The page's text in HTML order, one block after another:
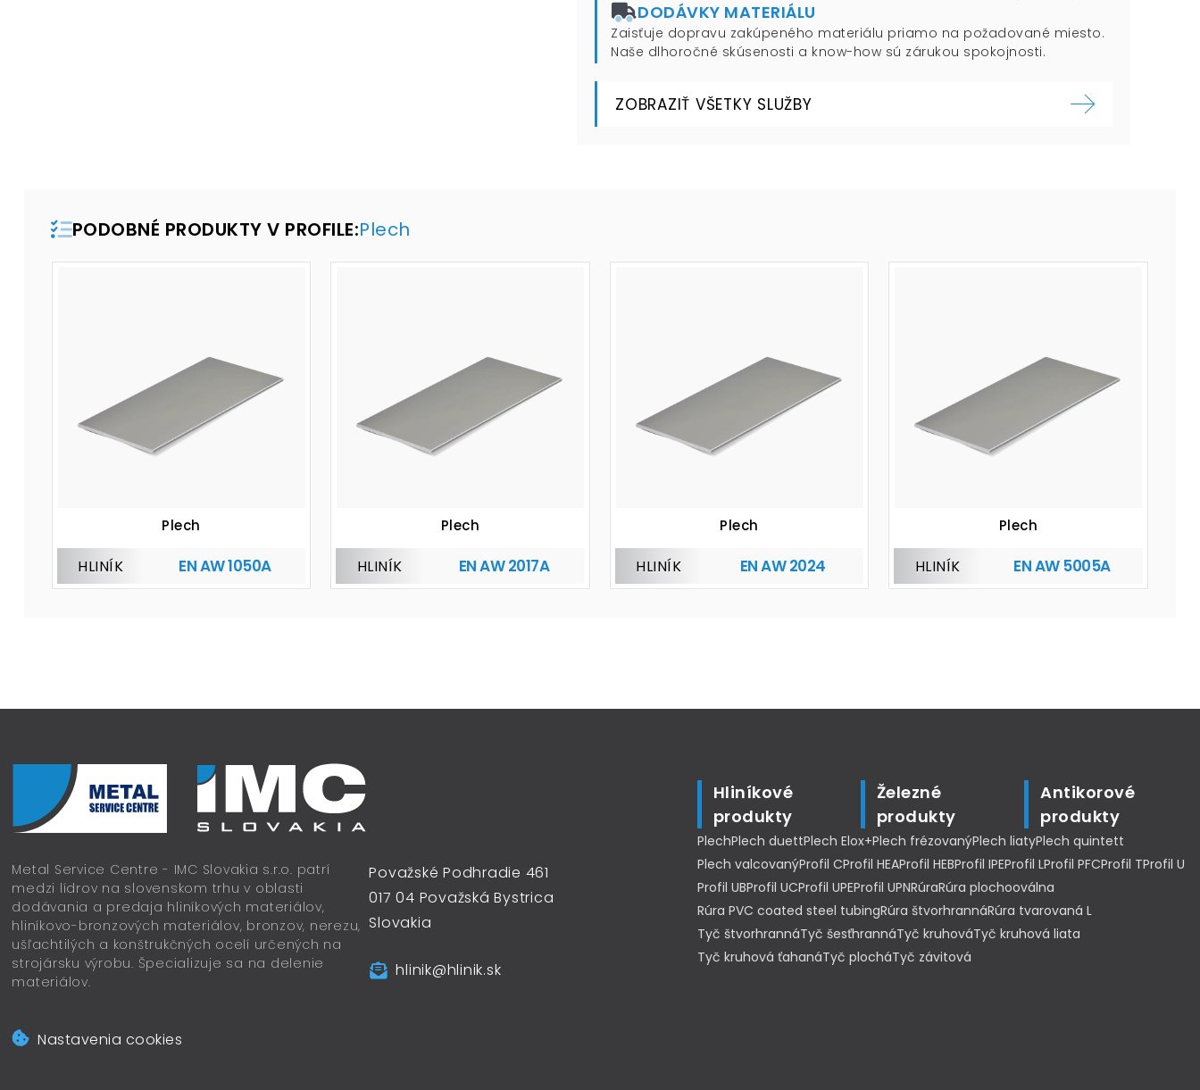
DODÁVKY MATERIÁLU
Zaisťuje dopravu zakúpeného materiálu priamo na požadované miesto.
Naše dlhoročné skúsenosti a know-how sú zárukou spokojnosti.
ZOBRAZIŤ VŠETKY SLUŽBY
PODOBNÉ PRODUKTY V PROFILE:Plech
Plech
HLINÍK EN AW 1050A
Plech
HLINÍK EN AW 2017A
Plech
HLINÍK EN AW 2024
Plech
HLINÍK EN AW 5005A
Metal Service Centre - IMC Slovakia s.r.o. patrí
medzi lídrov na slovenskom trhu v oblasti
dodávania a predaja hliníkových materiálov,
hliníkovo-bronzových materiálov, bronzov, nerezu,
ušľachtilých a konštrukčných ocelí určených na
strojársku výrobu. Špecializuje sa na delenie
materiálov.
Nastavenia cookies
Považské Podhradie 461
017 04 Považská Bystrica
Slovakia
hlinik@hlinik.sk
Hliníkové
produkty
Železné
produkty
Antikorové
produkty
PlechPlech duettPlech Elox+Plech frézovanýPlech liatyPlech quintett
Plech valcovanýProfil CProfil HEAProfil HEBProfil IPEProfil LProfil PFCProfil TProfil U
Profil UBProfil UCProfil UPEProfil UPNRúraRúra plochooválna
Rúra PVC coated steel tubingRúra štvorhrannáRúra tvarovaná L
Tyč štvorhrannáTyč šesťhrannáTyč kruhováTyč kruhová liata
Tyč kruhová ťahanáTyč plocháTyč závitová